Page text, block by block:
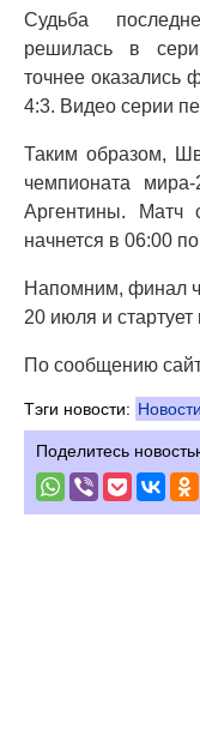
Судьба
решилась в
точнее
4:3. Видео серии
Таким образом,
чемпионата
Аргентины. Матч
начнется в 06:00
Напомним, финал
20 июля и
По сообщению
Тэги новости:
Поделитесь